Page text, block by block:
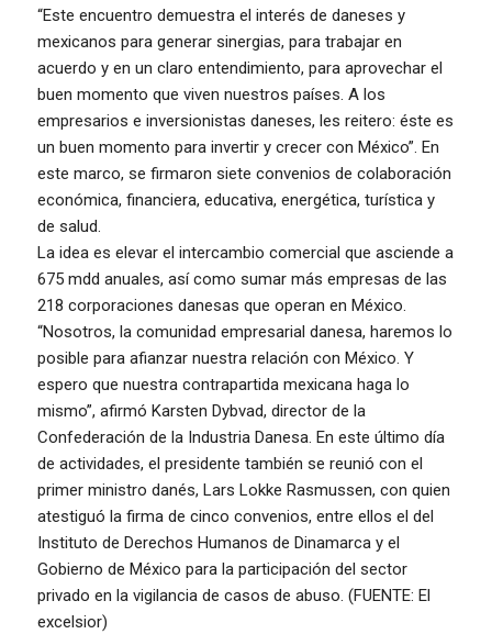
“Este encuentro demuestra el interés de daneses y
mexicanos para generar sinergias, para trabajar en
acuerdo y en un claro entendimiento, para aprovechar el
buen momento que viven nuestros países. A los
empresarios e inversionistas daneses, les reitero: éste es
un buen momento para invertir y crecer con México”. En
este marco, se firmaron siete convenios de colaboración
económica, financiera, educativa, energética, turística y
de salud.
La idea es elevar el intercambio comercial que asciende a
675 mdd anuales, así como sumar más empresas de las
218 corporaciones danesas que operan en México.
“Nosotros, la comunidad empresarial danesa, haremos lo
posible para afianzar nuestra relación con México. Y
espero que nuestra contrapartida mexicana haga lo
mismo”, afirmó Karsten Dybvad, director de la
Confederación de la Industria Danesa. En este último día
de actividades, el presidente también se reunió con el
primer ministro danés, Lars Lokke Rasmussen, con quien
atestiguó la firma de cinco convenios, entre ellos el del
Instituto de Derechos Humanos de Dinamarca y el
Gobierno de México para la participación del sector
privado en la vigilancia de casos de abuso. (FUENTE: El
excelsior)